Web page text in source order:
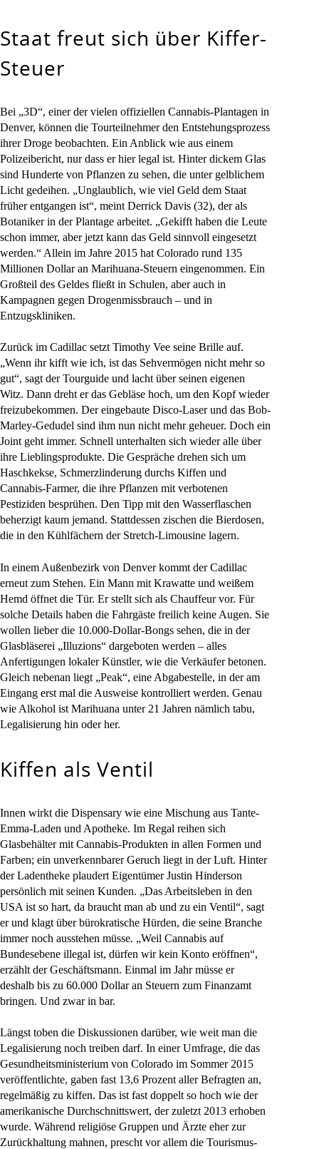
Staat freut sich über Kiffer-
Steuer
Bei „3D“, einer der vielen offiziellen Cannabis-Plantagen in
Denver, können die Tourteilnehmer den Entstehungsprozess
ihrer Droge beobachten. Ein Anblick wie aus einem
Polizeibericht, nur dass er hier legal ist. Hinter dickem Glas
sind Hunderte von Pflanzen zu sehen, die unter gelblichem
Licht gedeihen. „Unglaublich, wie viel Geld dem Staat
früher entgangen ist“, meint Derrick Davis (32), der als
Botaniker in der Plantage arbeitet. „Gekifft haben die Leute
schon immer, aber jetzt kann das Geld sinnvoll eingesetzt
werden.“ Allein im Jahre 2015 hat Colorado rund 135
Millionen Dollar an Marihuana-Steuern eingenommen. Ein
Großteil des Geldes fließt in Schulen, aber auch in
Kampagnen gegen Drogenmissbrauch – und in
Entzugskliniken.
Zurück im Cadillac setzt Timothy Vee seine Brille auf.
„Wenn ihr kifft wie ich, ist das Sehvermögen nicht mehr so
gut“, sagt der Tourguide und lacht über seinen eigenen
Witz. Dann dreht er das Gebläse hoch, um den Kopf wieder
freizubekommen. Der eingebaute Disco-Laser und das Bob-
Marley-Gedudel sind ihm nun nicht mehr geheuer. Doch ein
Joint geht immer. Schnell unterhalten sich wieder alle über
ihre Lieblingsprodukte. Die Gespräche drehen sich um
Haschkekse, Schmerzlinderung durchs Kiffen und
Cannabis-Farmer, die ihre Pflanzen mit verbotenen
Pestiziden besprühen. Den Tipp mit den Wasserflaschen
beherzigt kaum jemand. Stattdessen zischen die Bierdosen,
die in den Kühlfächern der Stretch-Limousine lagern.
In einem Außenbezirk von Denver kommt der Cadillac
erneut zum Stehen. Ein Mann mit Krawatte und weißem
Hemd öffnet die Tür. Er stellt sich als Chauffeur vor. Für
solche Details haben die Fahrgäste freilich keine Augen. Sie
wollen lieber die 10.000-Dollar-Bongs sehen, die in der
Glasbläserei „Illuzions“ dargeboten werden – alles
Anfertigungen lokaler Künstler, wie die Verkäufer betonen.
Gleich nebenan liegt „Peak“, eine Abgabestelle, in der am
Eingang erst mal die Ausweise kontrolliert werden. Genau
wie Alkohol ist Marihuana unter 21 Jahren nämlich tabu,
Legalisierung hin oder her.
Kiffen als Ventil
Innen wirkt die Dispensary wie eine Mischung aus Tante-
Emma-Laden und Apotheke. Im Regal reihen sich
Glasbehälter mit Cannabis-Produkten in allen Formen und
Farben; ein unverkennbarer Geruch liegt in der Luft. Hinter
der Ladentheke plaudert Eigentümer Justin Hinderson
persönlich mit seinen Kunden. „Das Arbeitsleben in den
USA ist so hart, da braucht man ab und zu ein Ventil“, sagt
er und klagt über bürokratische Hürden, die seine Branche
immer noch ausstehen müsse. „Weil Cannabis auf
Bundesebene illegal ist, dürfen wir kein Konto eröffnen“,
erzählt der Geschäftsmann. Einmal im Jahr müsse er
deshalb bis zu 60.000 Dollar an Steuern zum Finanzamt
bringen. Und zwar in bar.
Längst toben die Diskussionen darüber, wie weit man die
Legalisierung noch treiben darf. In einer Umfrage, die das
Gesundheitsministerium von Colorado im Sommer 2015
veröffentlichte, gaben fast 13,6 Prozent aller Befragten an,
regelmäßig zu kiffen. Das ist fast doppelt so hoch wie der
amerikanische Durchschnittswert, der zuletzt 2013 erhoben
wurde. Während religiöse Gruppen und Ärzte eher zur
Zurückhaltung mahnen, prescht vor allem die Tourismus-